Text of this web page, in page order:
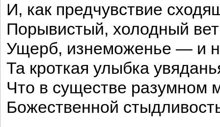
И, как предчувствие
Порывистый, холодный
Ущерб, изнеможенье — и
Та кроткая улыбка
Что в существе разумном
Божественной